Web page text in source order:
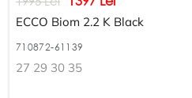
ECCO Biom 2.2 K Black
710872-61139
27 29 30 35